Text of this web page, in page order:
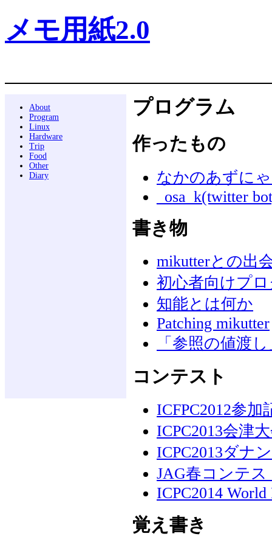
メモ用紙2.0
About
Program
Linux
Hardware
Trip
Food
Other
Diary
プログラム
作ったもの
なかのあずに
_osa_k(twitter
書き物
mikutterとの出
初心者向けプ
知能とは何か
Patching mikutter
「参照の値渡
コンテスト
ICFPC2012参加
ICPC2013会津
ICPC2013ダナ
JAG春コンテス
ICPC2014 World
覚え書き